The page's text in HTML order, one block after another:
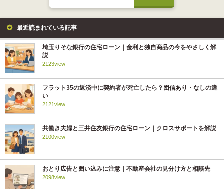
最近読まれている記事
埼玉りそな銀行の住宅ローン｜金利と独自商品の今をやさしく解
説
2123view
フラット35の返済中に契約者が死亡したら？団信あり・なしの違
い
2121view
共働き夫婦と三井住友銀行の住宅ローン｜クロスサポートを解説
2100view
おとり広告と囲い込みに注意｜不動産会社の見分け方と相談先
2098view